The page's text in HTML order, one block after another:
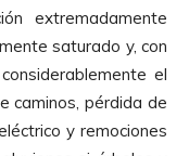
extremadamente
saturado y, con
el
caminos, pérdida de
y remociones